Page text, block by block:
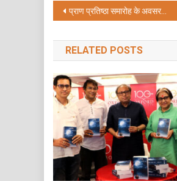
Post
navigation
प्राण प्रतिष्ठा समारोह के अवसर पर भूकैलाश शिव मंदिर में सुंदरकांड पाठ एवं दीपोत्सव आयोजित
RELATED POSTS